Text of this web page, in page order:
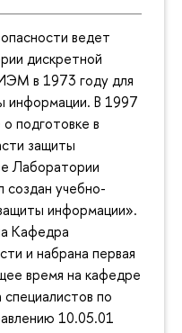
ведет
дискретной
в 1973 году для
информации. В 1997
подготовке в
защиты
Лаборатории
создан учебно-
информации».
Кафедра
и набрана первая
время на кафедре
по
10.05.01